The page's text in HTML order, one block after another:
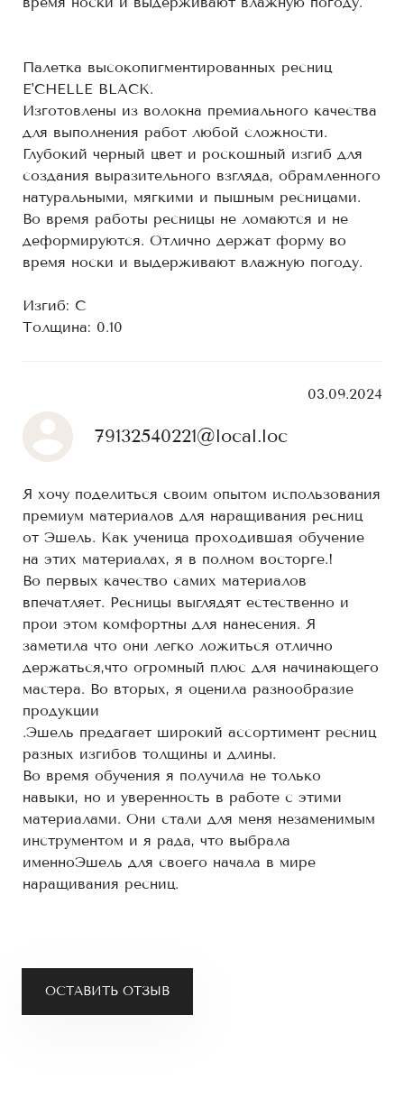
ОСТАВИТЬ ОТЗЫВ
Палетка высокопигментированных ресниц
E'CHELLE BLACK.
Изготовлены из волокна премиального качества
для выполнения работ любой сложности.
Глубокий черный цвет и роскошный изгиб для
создания выразительного взгляда, обрамленного
натуральными, мягкими и пышным ресницами.
Во время работы ресницы не ломаются и не
деформируются. Отлично держат форму во
время носки и выдерживают влажную погоду.
Изгиб: С
Толщина: 0.10
79132540221@local.loc
03.09.2024
Я хочу поделиться своим опытом использования
премиум материалов для наращивания ресниц
от Эшель. Как ученица проходившая обучение
на этих материалах, я в полном восторге.!
Во первых качество самих материалов
впечатляет. Ресницы выглядят естественно и
прои этом комфортны для нанесения. Я
заметила что они легко ложиться отлично
держаться,что огромный плюс для начинающего
мастера. Во вторых, я оценила разнообразие
продукции
.Эшель предагает широкий ассортимент ресниц
разных изгибов толщины и длины.
Во время обучения я получила не только
навыки, но и уверенность в работе с этими
материалами. Они стали для меня незаменимым
инструментом и я рада, что выбрала
именноЭшель для своего начала в мире
наращивания ресниц.